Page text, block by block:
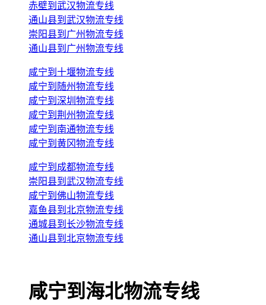
赤壁到武汉物流专线
通山县到武汉物流专线
崇阳县到广州物流专线
通山县到广州物流专线
咸宁到十堰物流专线
咸宁到随州物流专线
咸宁到深圳物流专线
咸宁到荆州物流专线
咸宁到南通物流专线
咸宁到黄冈物流专线
咸宁到成都物流专线
崇阳县到武汉物流专线
咸宁到佛山物流专线
嘉鱼县到北京物流专线
通城县到长沙物流专线
通山县到北京物流专线
咸宁到海北物流专线